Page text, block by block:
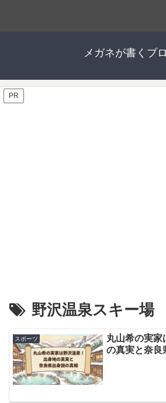
メガネが書くブ
PR
野沢温泉スキー場
スポーツ
丸山希の実家
の真実と奈良